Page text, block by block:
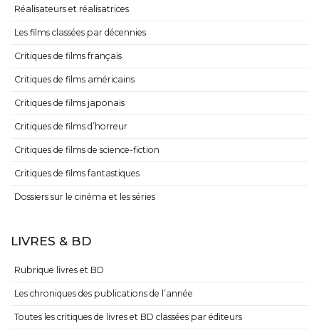
Réalisateurs et réalisatrices
Les films classées par décennies
Critiques de films français
Critiques de films américains
Critiques de films japonais
Critiques de films d’horreur
Critiques de films de science-fiction
Critiques de films fantastiques
Dossiers sur le cinéma et les séries
LIVRES & BD
Rubrique livres et BD
Les chroniques des publications de l’année
Toutes les critiques de livres et BD classées par éditeurs